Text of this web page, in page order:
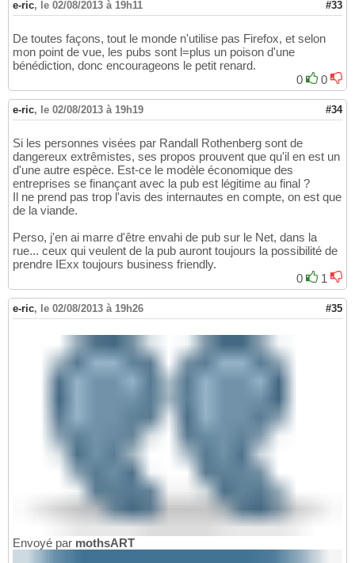
e-ric, le 02/08/2013 à 19h11 #33
De toutes façons, tout le monde n'utilise pas Firefox, et selon
mon point de vue, les pubs sont l=plus un poison d'une
bénédiction, donc encourageons le petit renard.
0
0
e-ric, le 02/08/2013 à 19h19 #34
Si les personnes visées par Randall Rothenberg sont de
dangereux extrêmistes, ses propos prouvent que qu'il en est un
d'une autre espèce. Est-ce le modèle économique des
entreprises se finançant avec la pub est légitime au final ?
Il ne prend pas trop l'avis des internautes en compte, on est que
de la viande.
Perso, j'en ai marre d'être envahi de pub sur le Net, dans la
rue... ceux qui veulent de la pub auront toujours la possibilité de
prendre IExx toujours business friendly.
0
1
e-ric, le 02/08/2013 à 19h26 #35
Envoyé par mothsART